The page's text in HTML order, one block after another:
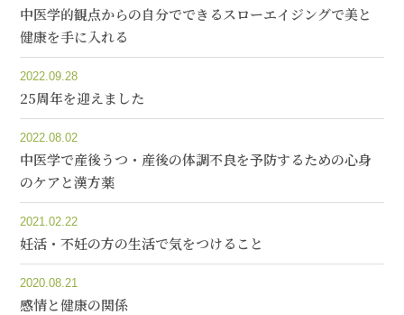
中医学的観点からの自分でできるスローエイジングで美と
健康を手に入れる
2022.09.28
25周年を迎えました
2022.08.02
中医学で産後うつ・産後の体調不良を予防するための心身
のケアと漢方薬
2021.02.22
妊活・不妊の方の生活で気をつけること
2020.08.21
感情と健康の関係